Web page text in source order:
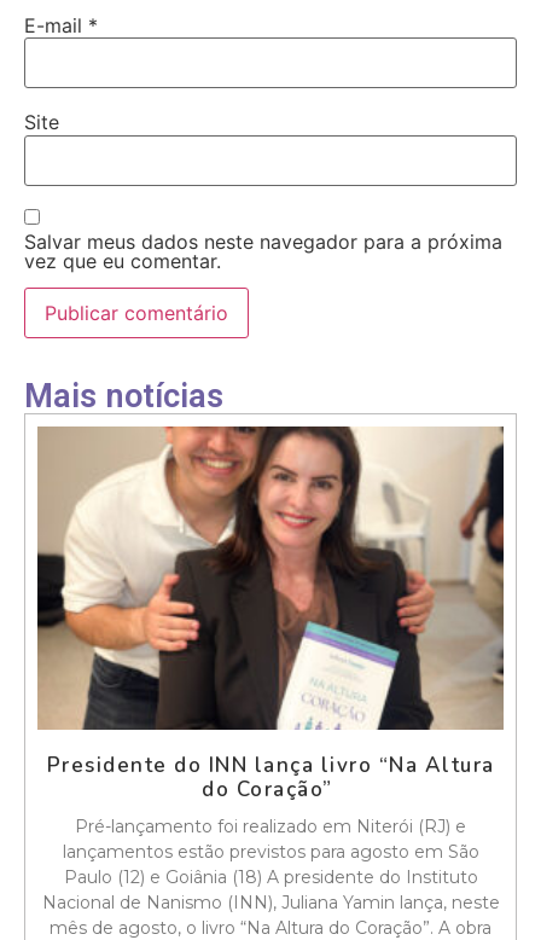
E-mail *
Site
Salvar meus dados neste navegador para a próxima
vez que eu comentar.
Mais notícias
Presidente do INN lança livro “Na Altura
do Coração”
Pré-lançamento foi realizado em Niterói (RJ) e
lançamentos estão previstos para agosto em São
Paulo (12) e Goiânia (18) A presidente do Instituto
Nacional de Nanismo (INN), Juliana Yamin lança, neste
mês de agosto, o livro “Na Altura do Coração”. A obra